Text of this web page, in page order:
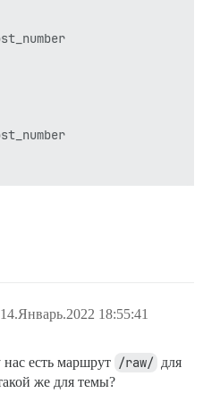
- LOW_CARD_RANGE
DUCEY ИГРАЕТСЯ
(КОМПЬЮТЕР) ВЫДАЁТ
ВЫ НЕ ХОТИТЕ ДЕЛАТЬ
14.Январь.2022 18:55:41
есть маршрут /raw/ для
же для темы?